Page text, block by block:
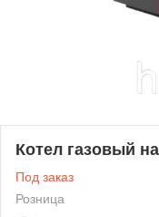
Котел газовый
Под заказ
Розница